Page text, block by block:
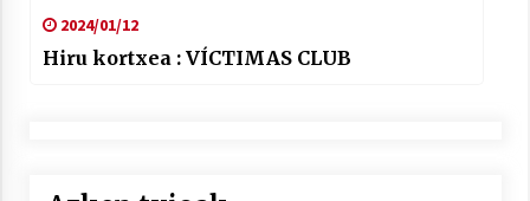
2024/01/12
Hiru kortxea : VÍCTIMAS CLUB